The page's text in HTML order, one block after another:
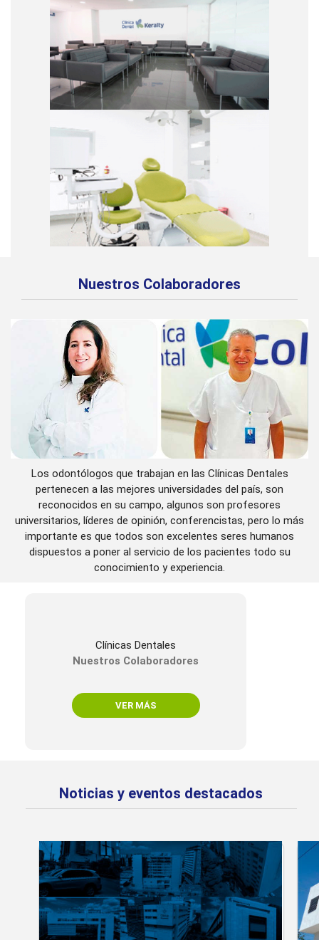
Nuestros Colaboradores
Los odontólogos que trabajan en las Clínicas Dentales
pertenecen a las mejores universidades del país, son
reconocidos en su campo, algunos son profesores
universitarios, líderes de opinión, conferencistas, pero lo más
importante es que todos son excelentes seres humanos
dispuestos a poner al servicio de los pacientes todo su
conocimiento y experiencia.
Clínicas Dentales
Nuestros Colaboradores
VER MÁS
Noticias y eventos destacados